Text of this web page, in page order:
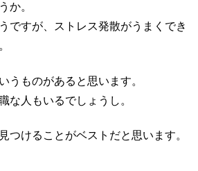
か。
ですが、ストレス発散がうまくでき
うものがあると思います。
な人もいるでしょうし。
つけることがベストだと思います。